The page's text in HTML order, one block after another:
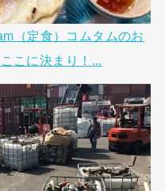
（定食）コムタムのお
こに決まり！...